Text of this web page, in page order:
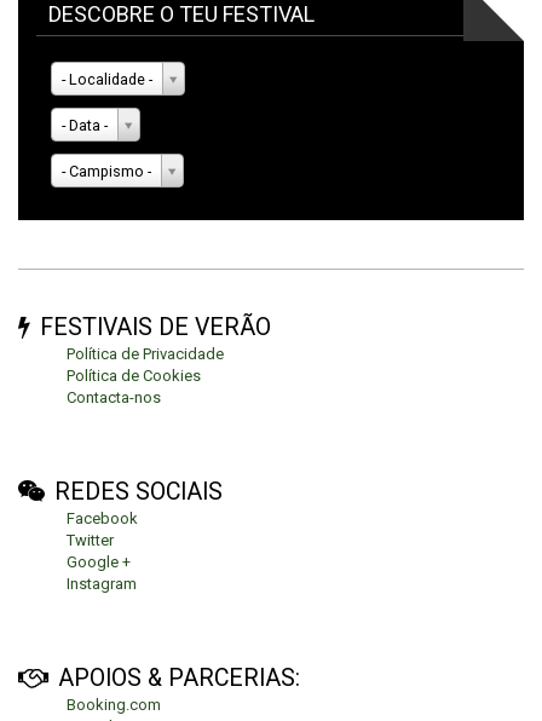
DESCOBRE O TEU FESTIVAL
- Localidade -
- Data -
- Campismo -
FESTIVAIS DE VERÃO
Política de Privacidade
Política de Cookies
Contacta-nos
REDES SOCIAIS
Facebook
Twitter
Google +
Instagram
APOIOS & PARCERIAS:
Booking.com